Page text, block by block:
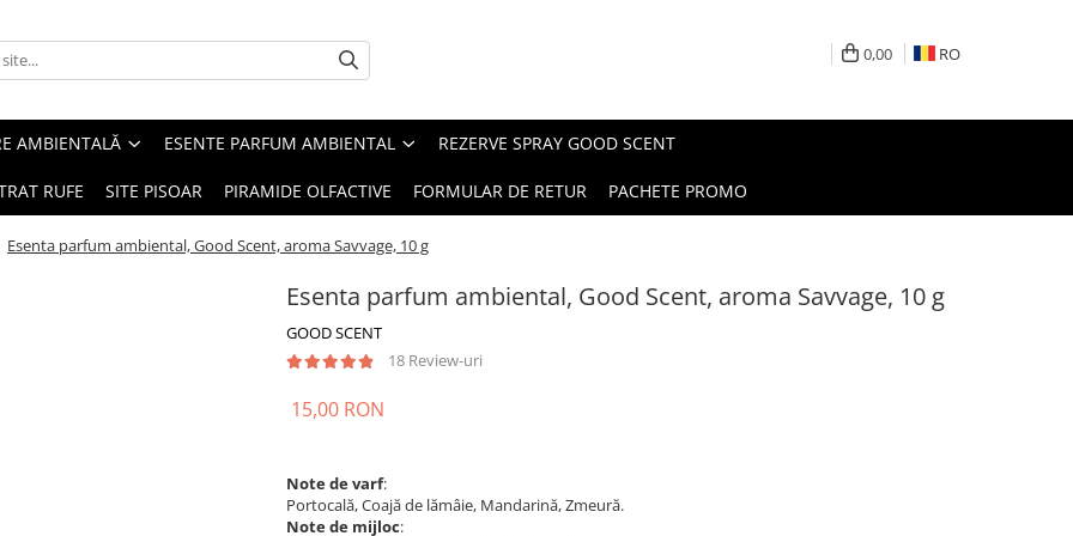
0,00 RO
AMBIENTALĂ ESENTE PARFUM AMBIENTAL REZERVE SPRAY GOOD SCENT
RUFE SITE PISOAR PIRAMIDE OLFACTIVE FORMULAR DE RETUR PACHETE PROMO
Esenta parfum ambiental, Good Scent, aroma Savvage, 10 g
Esenta parfum ambiental, Good Scent, aroma Savvage, 10 g
GOOD SCENT
18 Review-uri
15,00 RON
Note de varf:
Portocală, Coajă de lămâie, Mandarină, Zmeură.
Note de mijloc: